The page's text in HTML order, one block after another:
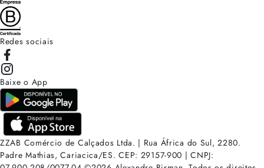
Redes sociais
Baixe o App
ZZAB Comércio de Calçados Ltda. | Rua África do Sul, 2280.
Padre Mathias, Cariacica/ES. CEP: 29157-900 | CNPJ: